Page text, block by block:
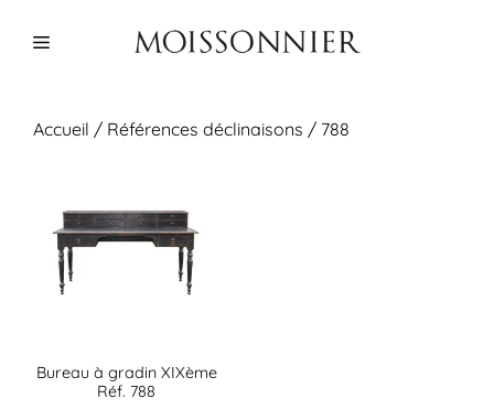
Menu
Accueil / Références déclinaisons / 788
Bureau à gradin XIXème
Réf. 788